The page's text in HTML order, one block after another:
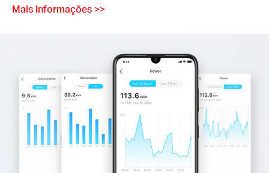
Mais Informações >>